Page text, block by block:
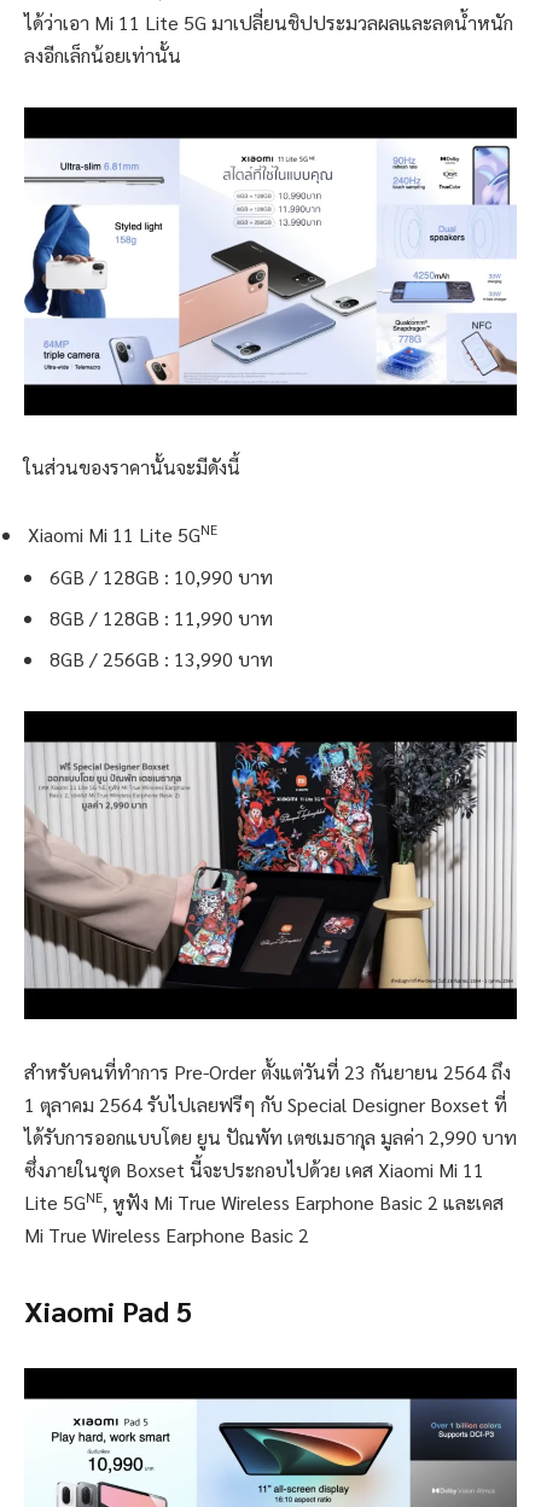
ได้ว่าเอา Mi 11 Lite 5G มาเปลี่ยนชิปประมวลผลและลดน้ำหนัก
ลงอีกเล็กน้อยเท่านั้น
ในส่วนของราคานั้นจะมีดังนี้
Xiaomi Mi 11 Lite 5GNE
6GB / 128GB : 10,990 บาท
8GB / 128GB : 11,990 บาท
8GB / 256GB : 13,990 บาท
สำหรับคนที่ทำการ Pre-Order ตั้งแต่วันที่ 23 กันยายน 2564 ถึง
1 ตุลาคม 2564 รับไปเลยฟรีๆ กับ Special Designer Boxset ที่
ได้รับการออกแบบโดย ยูน ปัณพัท เตชเมธากุล มูลค่า 2,990 บาท
ซึ่งภายในชุด Boxset นี้จะประกอบไปด้วย เคส Xiaomi Mi 11
Lite 5GNE, หูฟัง Mi True Wireless Earphone Basic 2 และเคส
Mi True Wireless Earphone Basic 2
Xiaomi Pad 5